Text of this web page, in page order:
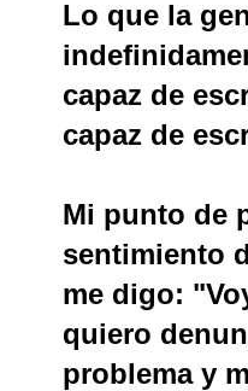
Lo que la
capaz de
capaz de
Mi punto de
sentimiento
me digo:
quiero
problema y